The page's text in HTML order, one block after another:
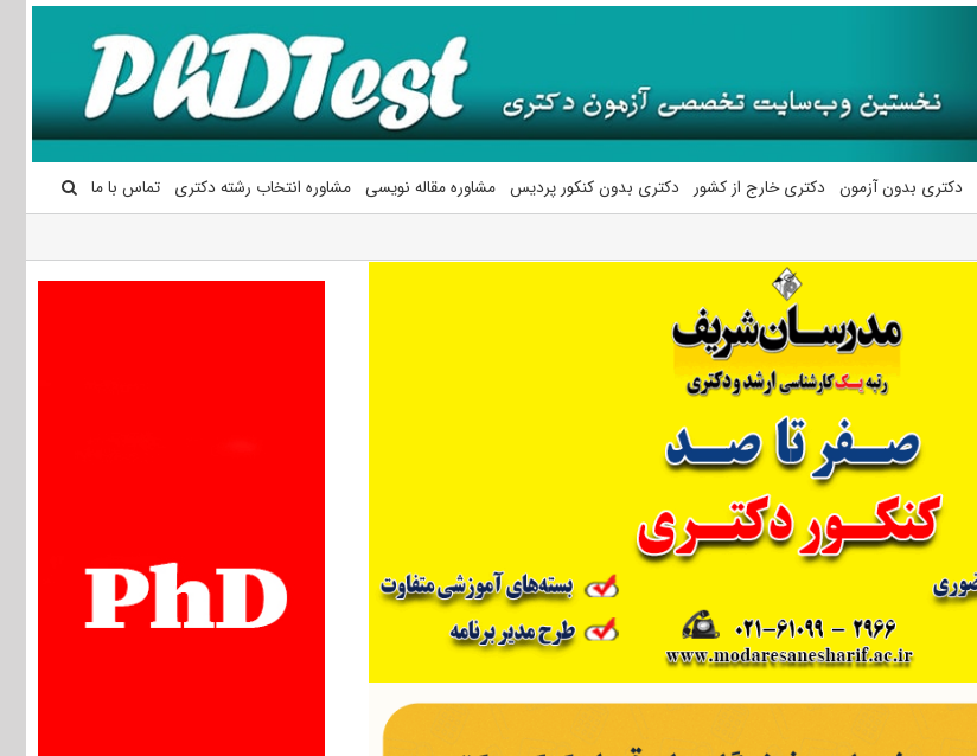
دکتری بدون آزمون دکتری خارج از کشور دکتری بدون کنکور پردیس مشاوره مقاله نویسی مشاوره انتخاب رشته دکتری تماس با ما